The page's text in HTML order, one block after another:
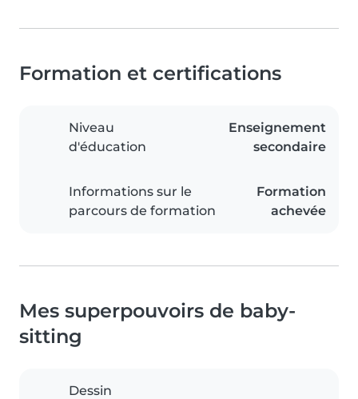
Formation et certifications
Niveau
d'éducation
Enseignement
secondaire
Informations sur le
parcours de formation
Formation
achevée
Mes superpouvoirs de baby-
sitting
Dessin